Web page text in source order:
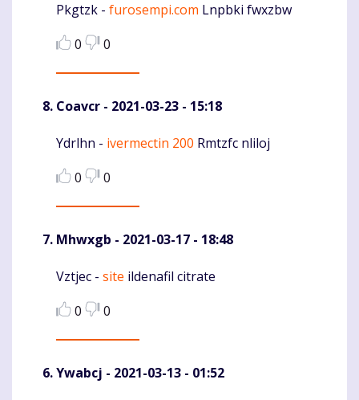
Komentaras
Pkgtzk - furosempi.com Lnpbki fwxzbw
0
0
Coavcr - 2021-03-23 - 15:18
Komentaras
Ydrlhn - ivermectin 200 Rmtzfc nliloj
0
0
Mhwxgb - 2021-03-17 - 18:48
Komentaras
Vztjec - site ildenafil citrate
0
0
Ywabcj - 2021-03-13 - 01:52